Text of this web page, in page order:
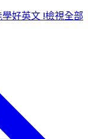
好英文 !檢視全部